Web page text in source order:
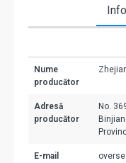
Nume
producător
Adresă
producător
No.
E-mail